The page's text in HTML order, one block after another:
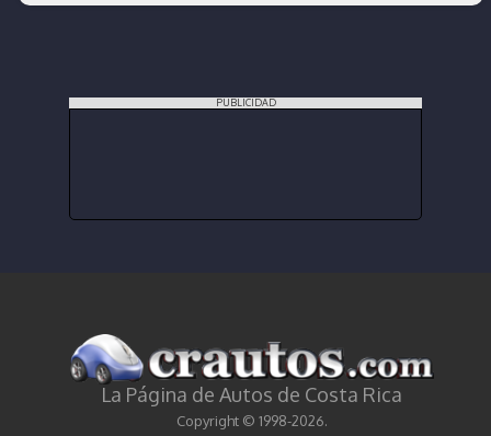
PUBLICIDAD
La Página de Autos de Costa Rica
Copyright © 1998-2026.